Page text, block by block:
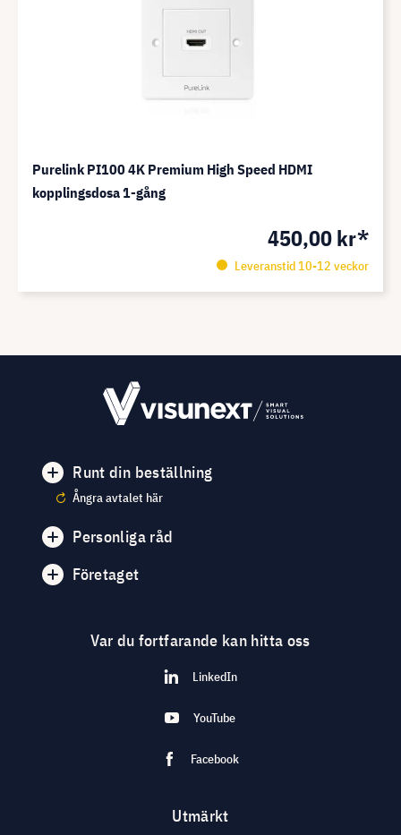
Purelink PI100 4K Premium High Speed HDMI
kopplingsdosa 1-gång
450,00 kr*
Leveranstid 10-12 veckor
Runt din beställning
Ångra avtalet här
Personliga råd
Företaget
Var du fortfarande kan hitta oss
LinkedIn
YouTube
Facebook
Utmärkt